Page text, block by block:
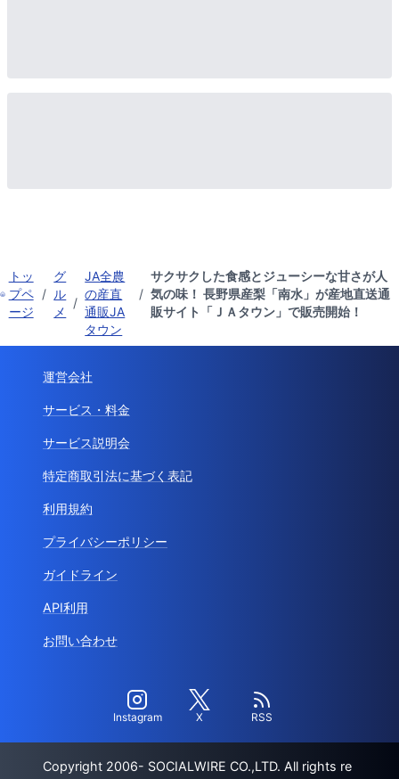
トッ
プペ
ージ
/
グ
ル
メ
/
JA全農
の産直
通販JA
タウン
/
サクサクした食感とジューシーな甘さが人
気の味！ 長野県産梨「南水」が産地直送通
販サイト「ＪＡタウン」で販売開始！
運営会社
サービス・料金
サービス説明会
特定商取引法に基づく表記
利用規約
プライバシーポリシー
ガイドライン
API利用
お問い合わせ
Instagram X RSS
Copyright 2006- SOCIALWIRE CO.,LTD. All rights re